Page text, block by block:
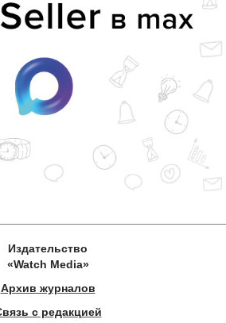
Издательство
«Watch Media»
Архив журналов
с редакцией